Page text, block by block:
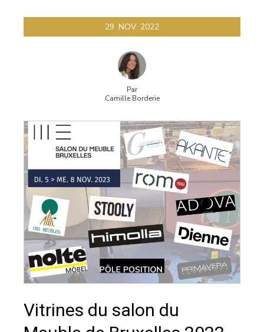
29 NOV 2022
Par
Camille Borderie
Vitrines du salon du